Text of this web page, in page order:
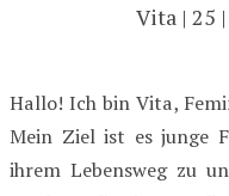
Vita | 25
Hallo! Ich bin Vita,
Mein Ziel ist es junge
ihrem Lebensweg zu